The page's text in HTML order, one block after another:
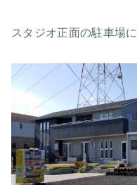
スタジオ正面の駐車場に